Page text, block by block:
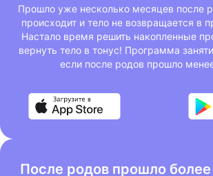
Прошло уже несколько месяцев после
происходит и тело не возвращается в
Настало время решить накопленные
вернуть тело в тонус! Программа
если после родов прошло
После родов прошло более